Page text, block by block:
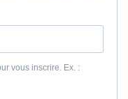
vous inscrire. Ex. :